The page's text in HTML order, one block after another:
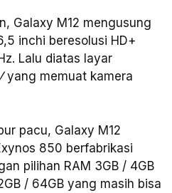
Galaxy M12 mengusung
inchi beresolusi HD+
Lalu diatas layar
yang memuat kamera
pacu, Galaxy M12
850 berfabrikasi
pilihan RAM 3GB / 4GB
/ 64GB yang masih bisa